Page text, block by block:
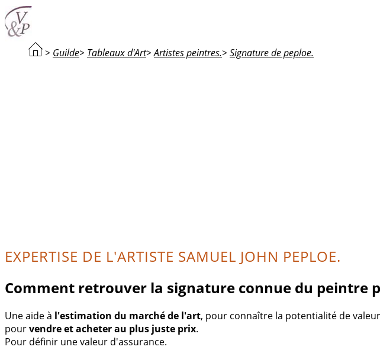
> Guilde> Tableaux d'Art>Artistes peintres.> Signature de peploe.
EXPERTISE DE L'ARTISTE SAMUEL JOHN PEPLOE.
Comment retrouver la signature connue du peintre
Une aide à l'estimation du marché de l'art, pour connaître la potentialité de
pourvendre et acheter au plus juste prix.
Pour définir une valeur d'assurance.